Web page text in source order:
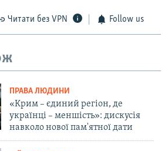
Читати без VPN Follow us
ПРАВА ЛЮДИНИ
«Крим – єдиний регіон, де
українці – меншість»: дискусія
навколо нової пам'ятної дати